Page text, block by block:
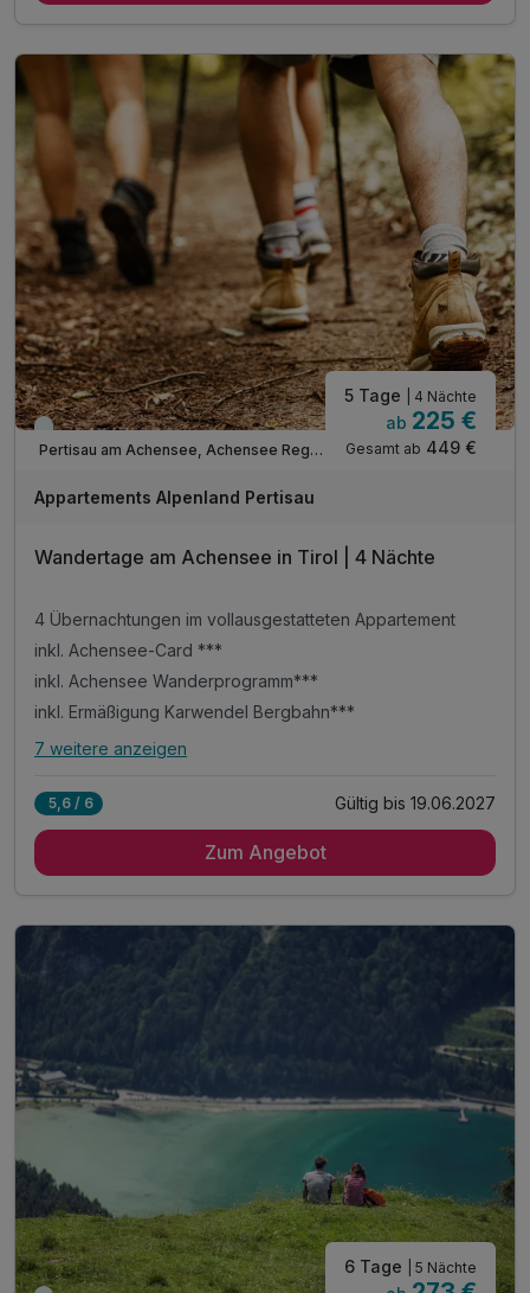
inkl. Nutzung Langlaufloipen WINTER***
inkl. digitale Gästemappe: Infos zur Region
inkl. Achensee Wanderprogramm SOMMER***
inkl. Ermäßigung Achenseeschifffahrt SOMMER***
Tipp: Brötchenservice auf Bestellung
Tipp: Achensee wenige Minuten zu Fuß erreichbar
ACHTUNG: Endreinigung & OT nicht inkludiert**
ACHTUNG: Aufpreis 3te & 4te Person*
Viele Termine frei
Pertisau am Achensee, Achensee Region
5 Tage | 4 Nächte
ab 225 €
Gesamt ab 449 €
Appartements Alpenland Pertisau
Wandertage am Achensee in Tirol | 4 Nächte
4 Übernachtungen im vollausgestatteten Appartement
inkl. Achensee-Card ***
inkl. Achensee Wanderprogramm***
inkl. Ermäßigung Karwendel Bergbahn***
Alle Inklusivleistungen
inkl. Achensee-Card ***
inkl. Nutzung Regio Busse***
Tipp: Pertisau - Feilalm - Gütenbergalm - Pertisau
Tipp: Themenweg "Besinnung am Achensee"
Tipp: Direkt am Karwendel-Naturschutzgebiet
ACHTUNG: Endreinigung & OT nicht inkludiert**
7 weitere anzeigen
5,6 / 6 Gültig bis 19.06.2027
Zum Angebot
6 Tage | 5 Nächte